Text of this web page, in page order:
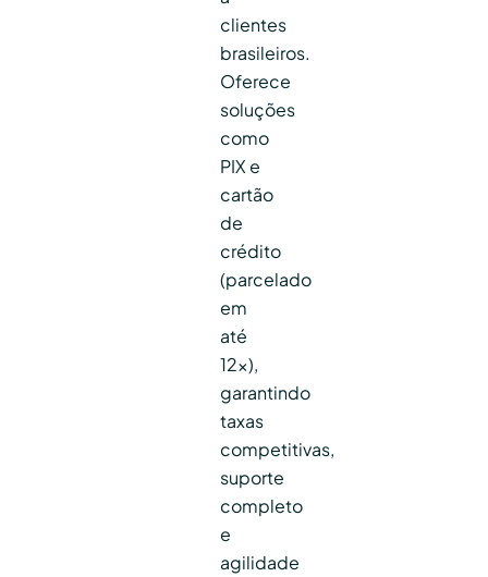
clientes
brasileiros.
Oferece
soluções
como
PIX e
cartão
de
crédito
(parcelado
em
até
12x),
garantindo
taxas
competitivas,
suporte
completo
e
agilidade